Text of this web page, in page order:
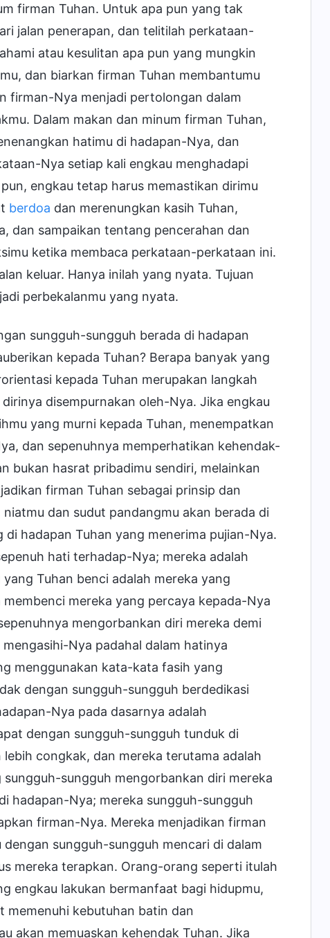
firman Tuhan. Untuk apa pun yang tak
jalan penerapan, dan telitilah perkataan-
atau kesulitan apa pun yang mungkin
dan biarkan firman Tuhan membantumu
firman-Nya menjadi pertolongan dalam
Dalam makan dan minum firman Tuhan,
hatimu di hadapan-Nya, dan
Nya setiap kali engkau menghadapi
engkau tetap harus memastikan dirimu
berdoa dan merenungkan kasih Tuhan,
dan sampaikan tentang pencerahan dan
ketika membaca perkataan-perkataan ini.
keluar. Hanya inilah yang nyata. Tujuan
perbekalanmu yang nyata.
sungguh-sungguh berada di hadapan
kepada Tuhan? Berapa banyak yang
kepada Tuhan merupakan langkah
disempurnakan oleh-Nya. Jika engkau
yang murni kepada Tuhan, menempatkan
dan sepenuhnya memperhatikan kehendak-
bukan hasrat pribadimu sendiri, melainkan
firman Tuhan sebagai prinsip dan
dan sudut pandangmu akan berada di
hadapan Tuhan yang menerima pujian-Nya.
hati terhadap-Nya; mereka adalah
Tuhan benci adalah mereka yang
mereka yang percaya kepada-Nya
mengorbankan diri mereka demi
Nya padahal dalam hatinya
menggunakan kata-kata fasih yang
dengan sungguh-sungguh berdedikasi
Nya pada dasarnya adalah
dengan sungguh-sungguh tunduk di
congkak, dan mereka terutama adalah
sungguh mengorbankan diri mereka
hadapan-Nya; mereka sungguh-sungguh
firman-Nya. Mereka menjadikan firman
sungguh-sungguh mencari di dalam
mereka terapkan. Orang-orang seperti itulah
engkau lakukan bermanfaat bagi hidupmu,
memenuhi kebutuhan batin dan
akan memuaskan kehendak Tuhan. Jika